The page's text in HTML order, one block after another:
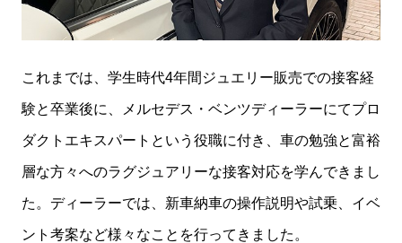
これまでは、学生時代4年間ジュエリー販売での接客経
験と卒業後に、メルセデス・ベンツディーラーにてプロ
ダクトエキスパートという役職に付き、車の勉強と富裕
層な方々へのラグジュアリーな接客対応を学んできまし
た。ディーラーでは、新車納車の操作説明や試乗、イベ
ント考案など様々なことを行ってきました。